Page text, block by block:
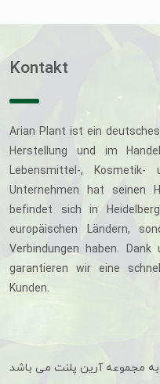
Kontakt
Arian Plant ist ein
Herstellung und im
Lebensmittel-,
Unternehmen hat seinen
befindet sich in
europäischen Ländern,
Verbindungen haben.
garantieren wir eine
Kunden.